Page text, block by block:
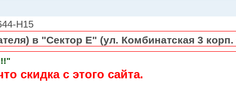
H15
в "Сектор Е" (ул. Комбинатская 3 корп.
скидка с этого сайта.